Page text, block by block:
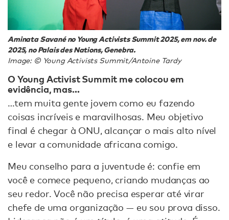
Aminata Savané no Young Activists Summit 2025, em nov. de
2025, no Palais des Nations, Genebra.
Image: © Young Activists Summit/Antoine Tardy
O Young Activist Summit me colocou em
evidência, mas…
…tem muita gente jovem como eu fazendo
coisas incríveis e maravilhosas. Meu objetivo
final é chegar à ONU, alcançar o mais alto nível
e levar a comunidade africana comigo.
Meu conselho para a juventude é: confie em
você e comece pequeno, criando mudanças ao
seu redor. Você não precisa esperar até virar
chefe de uma organização — eu sou prova disso.